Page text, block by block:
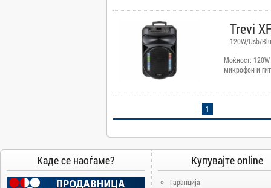
Dell
Trevi
120W/Usb/
Моќност:
микрофон и
гитари со ехо-
високотонец
напојување
Внатрешна
1
Каде се наоѓаме? Купувајте online
Гаранција